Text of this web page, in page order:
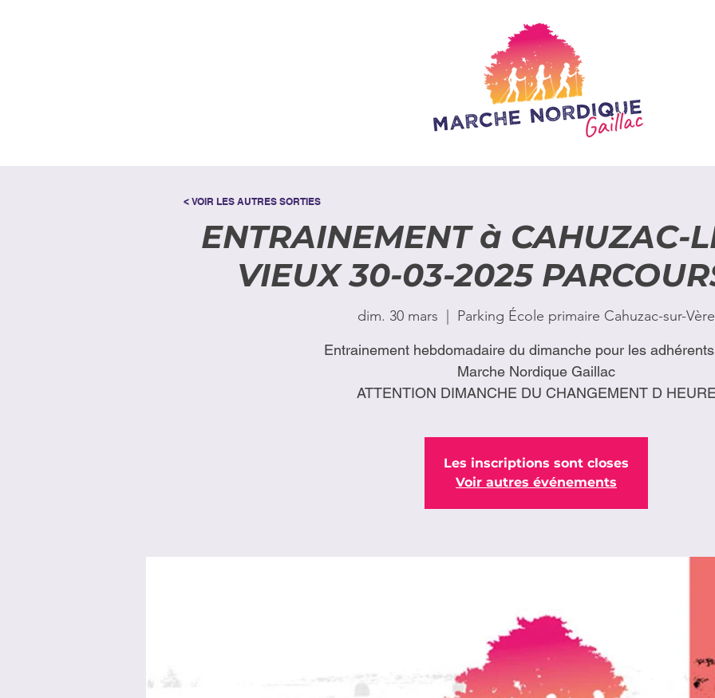
ENTRAINEMENT à CAHUZAC-
VIEUX 30-03-2025
dim. 30 mars Parking École primaire Cahuzac-sur-Vère
Entrainement hebdomadaire du dimanche pour les
Marche Nordique Gaillac
ATTENTION DIMANCHE DU CHANGEMENT D
Les inscriptions sont closes
Voir autres événements
< VOIR LES AUTRES SORTIES